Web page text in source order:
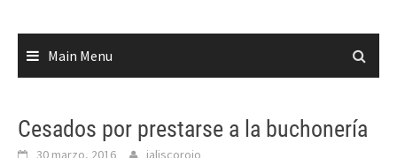
Main Menu
Cesados por prestarse a la buchonería
30 marzo, 2016 jaliscorojo